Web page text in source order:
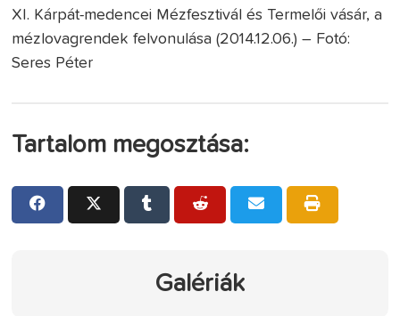
XI. Kárpát-medencei Mézfesztivál és Termelői vásár, a
mézlovagrendek felvonulása (2014.12.06.) – Fotó:
Seres Péter
Tartalom megosztása:
Galériák